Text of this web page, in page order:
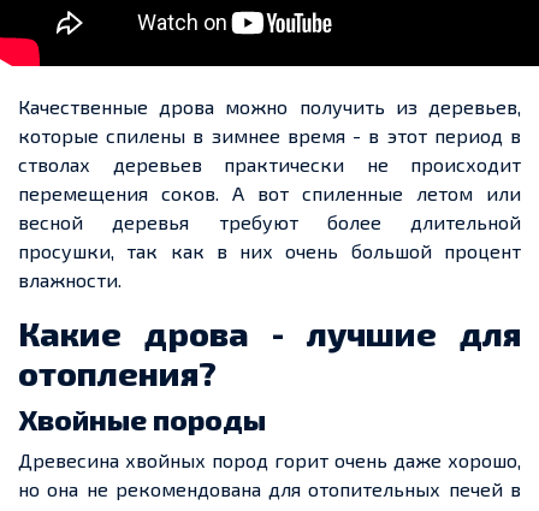
Качественные дрова можно получить из деревьев,
которые спилены в зимнее время - в этот период в
стволах деревьев практически не происходит
перемещения соков. А вот спиленные летом или
весной деревья требуют более длительной
просушки, так как в них очень большой процент
влажности.
Какие дрова - лучшие для
отопления?
Хвойные породы
Древесина хвойных пород горит очень даже хорошо,
но она не рекомендована для отопительных печей в